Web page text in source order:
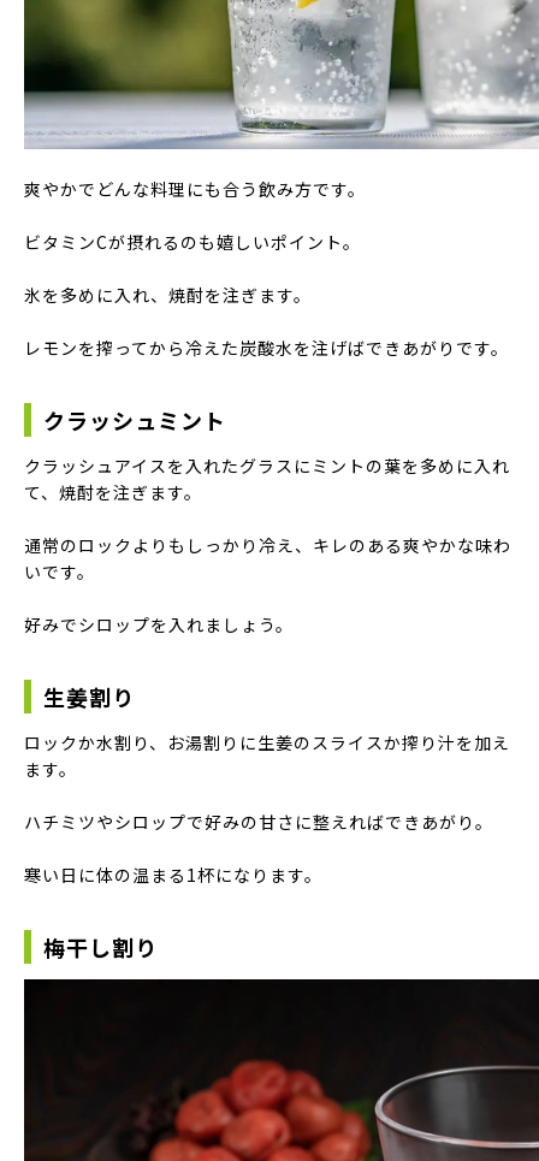
爽やかでどんな料理にも合う飲み方です。
ビタミンCが摂れるのも嬉しいポイント。
氷を多めに入れ、焼酎を注ぎます。
レモンを搾ってから冷えた炭酸水を注げばできあがりです。
クラッシュミント
クラッシュアイスを入れたグラスにミントの葉を多めに入れ
て、焼酎を注ぎます。
通常のロックよりもしっかり冷え、キレのある爽やかな味わ
いです。
好みでシロップを入れましょう。
生姜割り
ロックか水割り、お湯割りに生姜のスライスか搾り汁を加え
ます。
ハチミツやシロップで好みの甘さに整えればできあがり。
寒い日に体の温まる1杯になります。
梅干し割り